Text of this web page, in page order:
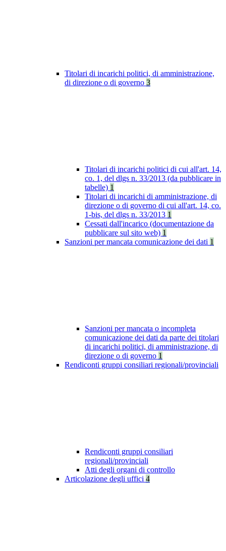
Titolari di incarichi politici, di amministrazione,
di direzione o di governo 3
Titolari di incarichi politici di cui all'art. 14,
co. 1, del dlgs n. 33/2013 (da pubblicare in
tabelle) 1
Titolari di incarichi di amministrazione, di
direzione o di governo di cui all'art. 14, co.
1-bis, del dlgs n. 33/2013 1
Cessati dall'incarico (documentazione da
pubblicare sul sito web) 1
Sanzioni per mancata comunicazione dei dati 1
Sanzioni per mancata o incompleta
comunicazione dei dati da parte dei titolari
di incarichi politici, di amministrazione, di
direzione o di governo 1
Rendiconti gruppi consiliari regionali/provinciali
Rendiconti gruppi consiliari
regionali/provinciali
Atti degli organi di controllo
Articolazione degli uffici 4